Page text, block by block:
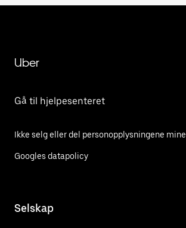
Uber
Gå til hjelpesenteret
Ikke selg eller del personopplysningene mine
Googles datapolicy
Selskap